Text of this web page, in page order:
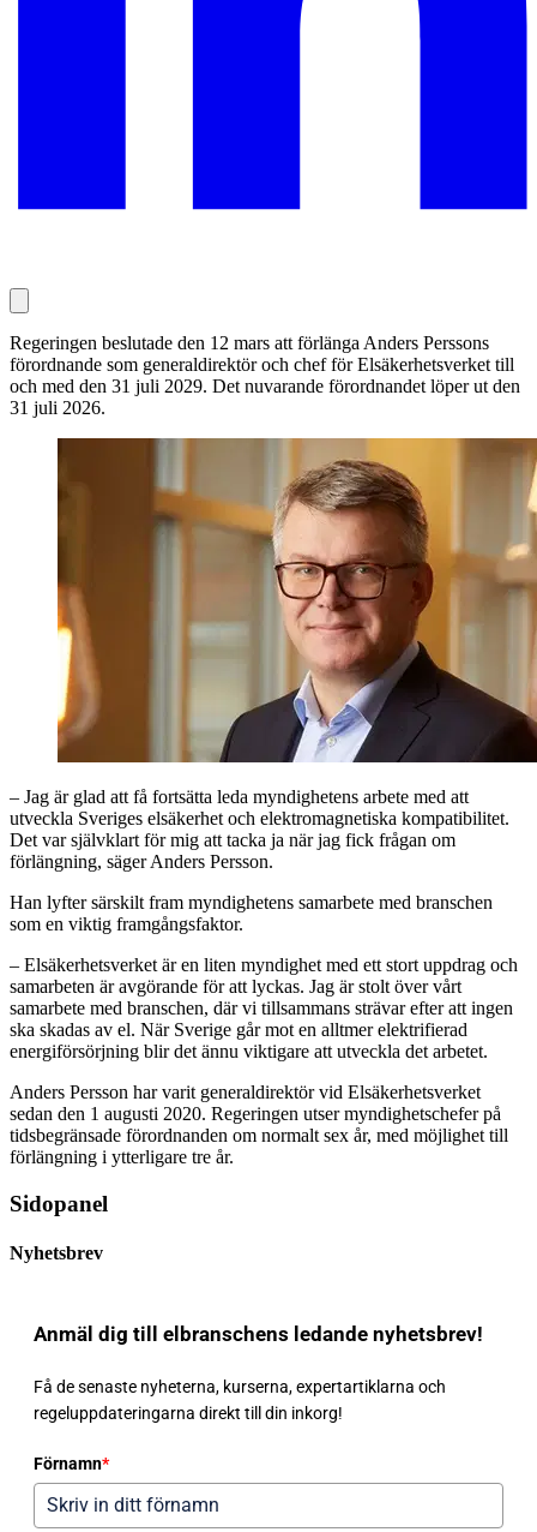
Regeringen beslutade den 12 mars att förlänga Anders Perssons
förordnande som generaldirektör och chef för Elsäkerhetsverket till
och med den 31 juli 2029. Det nuvarande förordnandet löper ut den
31 juli 2026.
– Jag är glad att få fortsätta leda myndighetens arbete med att
utveckla Sveriges elsäkerhet och elektromagnetiska kompatibilitet.
Det var självklart för mig att tacka ja när jag fick frågan om
förlängning, säger Anders Persson.
Han lyfter särskilt fram myndighetens samarbete med branschen
som en viktig framgångsfaktor.
– Elsäkerhetsverket är en liten myndighet med ett stort uppdrag och
samarbeten är avgörande för att lyckas. Jag är stolt över vårt
samarbete med branschen, där vi tillsammans strävar efter att ingen
ska skadas av el. När Sverige går mot en alltmer elektrifierad
energiförsörjning blir det ännu viktigare att utveckla det arbetet.
Anders Persson har varit generaldirektör vid Elsäkerhetsverket
sedan den 1 augusti 2020. Regeringen utser myndighetschefer på
tidsbegränsade förordnanden om normalt sex år, med möjlighet till
förlängning i ytterligare tre år.
Sidopanel
Nyhetsbrev
Anmäl dig till elbranschens ledande nyhetsbrev!
Få de senaste nyheterna, kurserna, expertartiklarna och
regeluppdateringarna direkt till din inkorg!
Förnamn*